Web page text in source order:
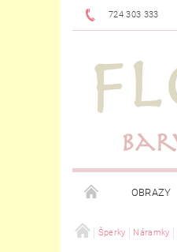
724 303 333
OBRAZY
Šperky Náramky